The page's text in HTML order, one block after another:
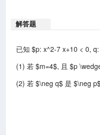
解答题
已知 $p: x^2-7 x+10 < 0,
(1) 若 $m=4$, 且 $p
(2) 若 $\neg q$ 是 $\neg